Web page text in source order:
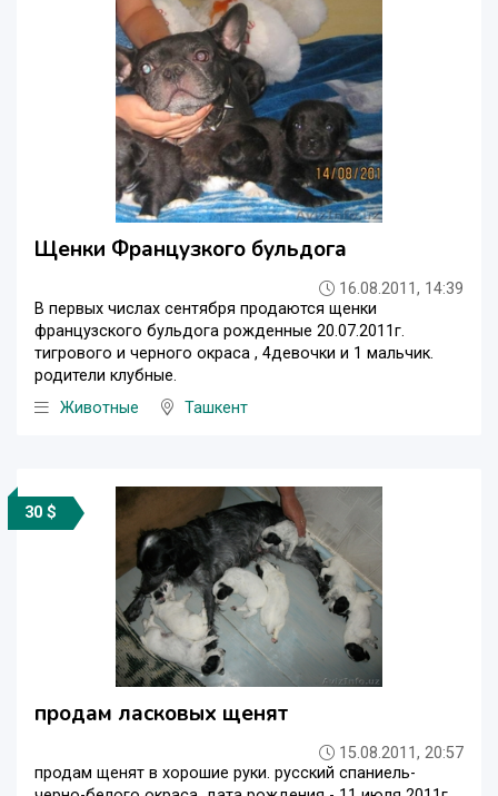
Щенки Французкого бульдога
16.08.2011, 14:39
В первых числах сентября продаются щенки
французского бульдога рожденные 20.07.2011г.
тигрового и черного окраса , 4девочки и 1 мальчик.
родители клубные.
Животные
Ташкент
30 $
продам ласковых щенят
15.08.2011, 20:57
продам щенят в хорошие руки. русский спаниель-